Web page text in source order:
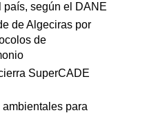
país, según el DANE
de Algeciras por
de
SuperCADE
para